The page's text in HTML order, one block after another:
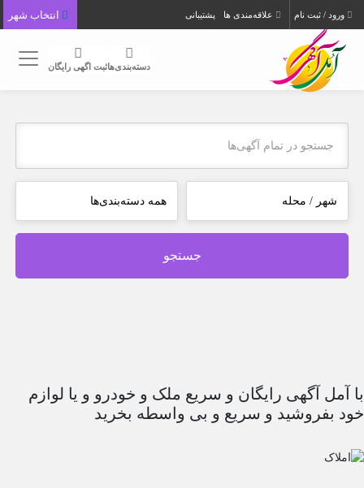
ورود / ثبت نام علاقه‌مندی ها پشتیبانی
دسته‌بندی‌هاثبت اگهی رایگان
جستجو
با آمل آگهی رایگان و سریع ملک و خودرو و یا لوازم
خود بفروشید و سریع و بی واسطه بخرید